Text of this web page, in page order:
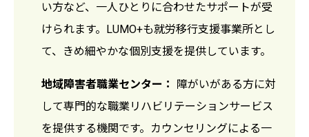
い方など、一人ひとりに合わせたサポートが受
けられます。LUMO+も就労移行支援事業所とし
て、きめ細やかな個別支援を提供しています。
地域障害者職業センター：
障がいがある方に対
して専門的な職業リハビリテーションサービス
を提供する機関です。カウンセリングによる一